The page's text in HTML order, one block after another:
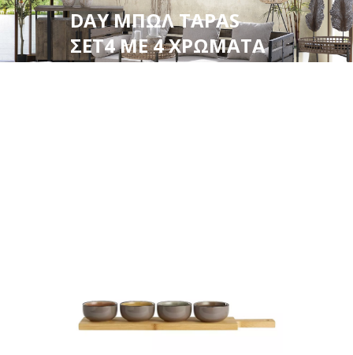
DAY ΜΠΩΛ TAPAS
ΣΕΤ4 ΜΕ 4 ΧΡΩΜΑΤΑ
50X10ΕΚ.